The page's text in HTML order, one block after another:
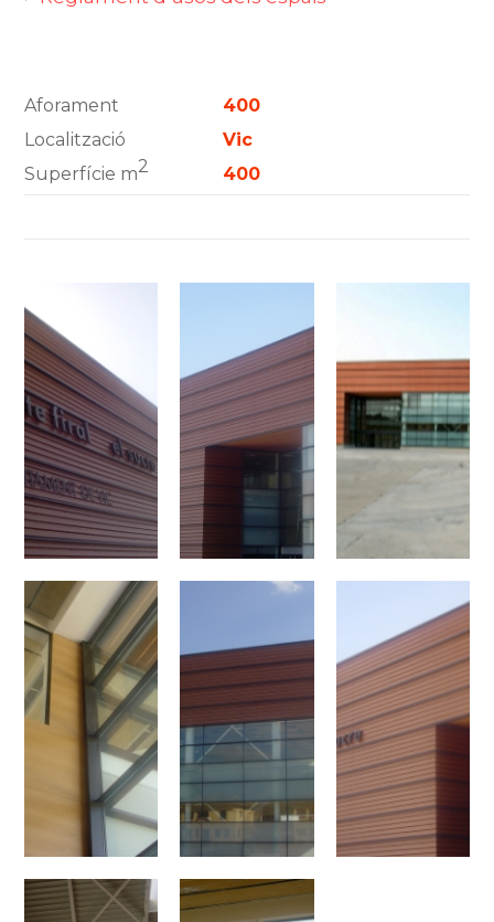
Aforament
400
Localització
Vic
Superfície m2 400